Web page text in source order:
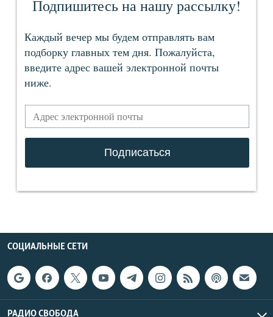
СОЦИАЛЬНЫЕ СЕТИ
РАДИО СВОБОДА